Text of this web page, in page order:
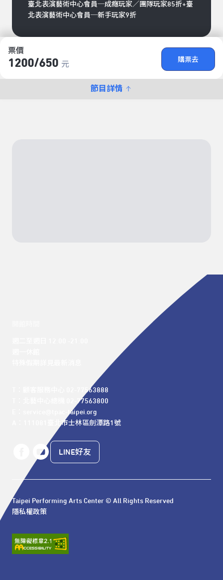
票價
1200/​650 元
購票去
節目詳情
臺北表演藝術中心會員─成癮玩家／團隊玩家85折+臺
北表演藝術中心會員─新手玩家9折
T：顧客服務中心 02-77563888
T：北藝中心總機 02-77563800
E：service@tpac-taipei.org
A：111081臺北市士林區劍潭路1號
LINE好友
Taipei Performing Arts Center © All Rights Reserved
隱私權政策